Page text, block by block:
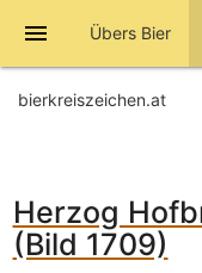
menu Übers Bier
bierkreiszeichen.at
Herzog
(Bild 1709)